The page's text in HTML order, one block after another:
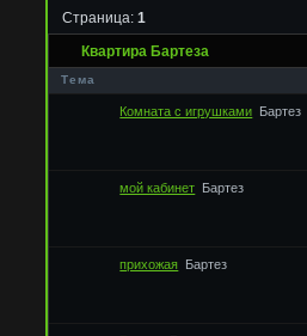
Квартира Бартеза
Страница:1
Тема
Комната с игрушками Бартез
мой кабинет Бартез
прихожая Бартез